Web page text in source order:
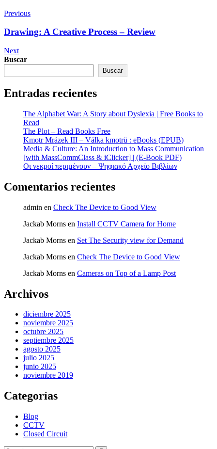
Previous
Drawing: A Creative Process – Review
Next
Buscar
Buscar
Entradas recientes
The Alphabet War: A Story about Dyslexia | Free Books to
Read
The Plot – Read Books Free
Kmotr Mrázek III – Válka kmotrů : eBooks (EPUB)
Media & Culture: An Introduction to Mass Communication
[with MassCommClass & iClicker] | (E-Book PDF)
Οι νεκροί περιμένουν – Ψηφιακό Αρχείο Βιβλίων
Comentarios recientes
admin en Check The Device to Good View
Jackab Morns en Install CCTV Camera for Home
Jackab Morns en Set The Security view for Demand
Jackab Morns en Check The Device to Good View
Jackab Morns en Cameras on Top of a Lamp Post
Archivos
diciembre 2025
noviembre 2025
octubre 2025
septiembre 2025
agosto 2025
julio 2025
junio 2025
noviembre 2019
Categorías
Blog
CCTV
Closed Circuit